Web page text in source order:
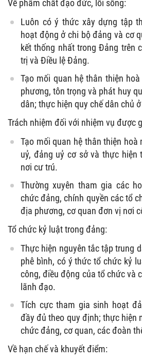
Về phẩm chất đạo đức, lối sống:
Luôn có ý thức xây dựng tập
hoạt động ở chi bộ đảng và cơ
kết thống nhất trong Đảng trên
trị và Điều lệ Đảng.
Tạo mối quan hệ thân thiện
phương, tôn trọng và phát huy
dân; thực hiện quy chế dân chủ
Trách nhiệm đối với nhiệm vụ được
Tạo mối quan hệ thân thiện
uỷ, đảng uỷ cơ sở và thực hiện
nơi cư trú.
Thường xuyên tham gia các
chức đảng, chính quyền các tổ
địa phương, cơ quan đơn vị nơi
Tổ chức kỷ luật trong đảng:
Thực hiện nguyên tắc tập trung
phê bình, có ý thức tổ chức kỷ
công, điều động của tổ chức và
lãnh đạo.
Tích cực tham gia sinh hoạt
đầy đủ theo quy định; thực hiện
chức đảng, cơ quan, các đoàn
Về hạn chế và khuyết điểm: